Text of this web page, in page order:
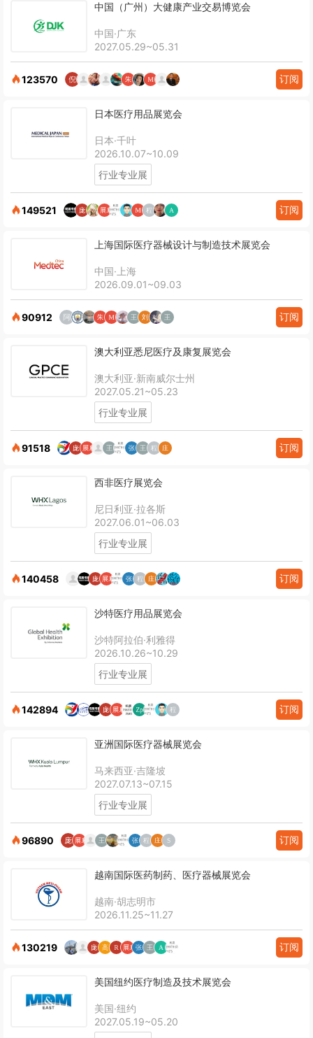
中国（广州）大健康产业交易博览会
中国·广东
2027.05.29~05.31
123570 订阅
日本医疗用品展览会
日本·千叶
2026.10.07~10.09
行业专业展
149521 订阅
上海国际医疗器械设计与制造技术展览会
中国·上海
2026.09.01~09.03
90912 订阅
澳大利亚悉尼医疗及康复展览会
澳大利亚·新南威尔士州
2027.05.21~05.23
行业专业展
91518 订阅
西非医疗展览会
尼日利亚·拉各斯
2027.06.01~06.03
行业专业展
140458 订阅
沙特医疗用品展览会
沙特阿拉伯·利雅得
2026.10.26~10.29
行业专业展
142894 订阅
亚洲国际医疗器械展览会
马来西亚·吉隆坡
2027.07.13~07.15
行业专业展
96890 订阅
越南国际医药制药、医疗器械展览会
越南·胡志明市
2026.11.25~11.27
130219 订阅
美国纽约医疗制造及技术展览会
美国·纽约
2027.05.19~05.20